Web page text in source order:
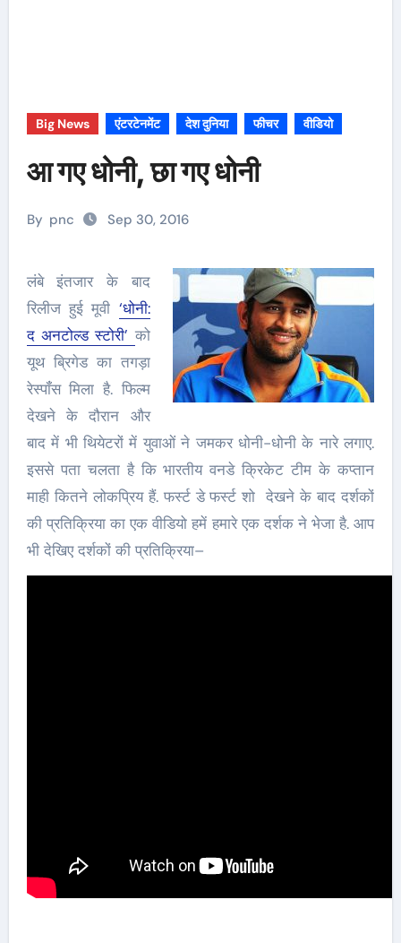
Big News एंटरटेनमेंट देश दुनिया फीचर वीडियो
आ गए धोनी, छा गए धोनी
By pnc Sep 30, 2016
लंबे इंतजार के बाद
रिलीज हुई मूवी ‘धोनी:
द अनटोल्ड स्टोरी’ को
यूथ ब्रिगेड का तगड़ा
रेस्पॉंंस मिला है. फिल्म
देखने के दौरान और
बाद में भी थियेटरों में युवाओं ने जमकर धोनी-धोनी के नारे लगाए.
इससे पता चलता है कि भारतीय वनडे क्रिकेट टीम के कप्तान
माही कितने लोकप्रिय हैं. फर्स्ट डे फर्स्ट शो देखने के बाद दर्शकों
की प्रतिक्रिया का एक वीडियो हमें हमारे एक दर्शक ने भेजा है. आप
भी देखिए दर्शकों की प्रतिक्रिया–